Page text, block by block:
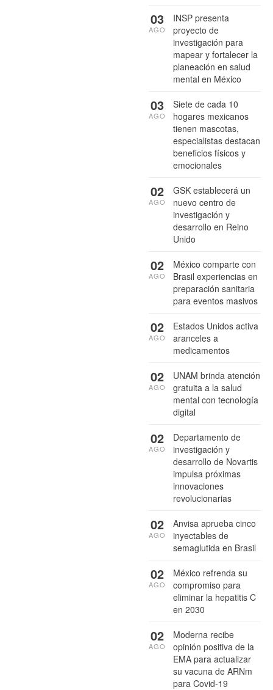
INSP presenta
proyecto de
investigación para
mapear y fortalecer la
planeación en salud
mental en México
03
AGO
Siete de cada 10
hogares mexicanos
tienen mascotas,
especialistas destacan
beneficios físicos y
emocionales
03
AGO
GSK establecerá un
nuevo centro de
investigación y
desarrollo en Reino
Unido
02
AGO
México comparte con
Brasil experiencias en
preparación sanitaria
para eventos masivos
02
AGO
Estados Unidos activa
aranceles a
medicamentos
02
AGO
UNAM brinda atención
gratuita a la salud
mental con tecnología
digital
02
AGO
Departamento de
investigación y
desarrollo de Novartis
impulsa próximas
innovaciones
revolucionarias
02
AGO
Anvisa aprueba cinco
inyectables de
semaglutida en Brasil
02
AGO
México refrenda su
compromiso para
eliminar la hepatitis C
en 2030
02
AGO
Moderna recibe
opinión positiva de la
EMA para actualizar
su vacuna de ARNm
para Covid-19
02
AGO